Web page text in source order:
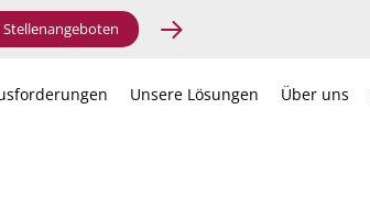
Unsere Lösungen Über uns